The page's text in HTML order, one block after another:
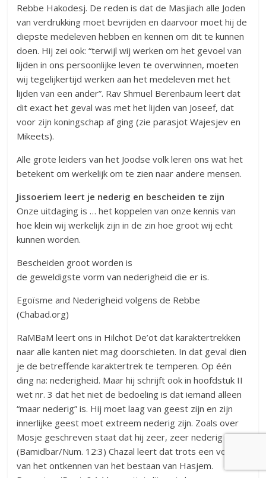
Rebbe Hakodesj. De reden is dat de Masjiach alle Joden
van verdrukking moet bevrijden en daarvoor moet hij de
diepste medeleven hebben en kennen om dit te kunnen
doen. Hij zei ook: “terwijl wij werken om het gevoel van
lijden in ons persoonlijke leven te overwinnen, moeten
wij tegelijkertijd werken aan het medeleven met het
lijden van een ander”. Rav Shmuel Berenbaum leert dat
dit exact het geval was met het lijden van Joseef, dat
voor zijn koningschap af ging (zie parasjot Wajesjev en
Mikeets).
Alle grote leiders van het Joodse volk leren ons wat het
betekent om werkelijk om te zien naar andere mensen.
Jissoeriem leert je nederig en bescheiden te zijn
Onze uitdaging is … het koppelen van onze kennis van
hoe klein wij werkelijk zijn in de zin hoe groot wij echt
kunnen worden.
Bescheiden groot worden is
de geweldigste vorm van nederigheid die er is.
Egoïsme and Nederigheid volgens de Rebbe
(Chabad.org)
RaMBaM leert ons in Hilchot De’ot dat karaktertrekken
naar alle kanten niet mag doorschieten. In dat geval dien
je de betreffende karaktertrek te temperen. Op één
ding na: nederigheid. Maar hij schrijft ook in hoofdstuk II
wet nr. 3 dat het niet de bedoeling is dat iemand alleen
“maar nederig” is. Hij moet laag van geest zijn en zijn
innerlijke geest moet extreem nederig zijn. Zoals over
Mosje geschreven staat dat hij zeer, zeer nederig was
(Bamidbar/Num. 12:3) Chazal leert dat trots een vorm is
van het ontkennen van het bestaan van Hasjem.